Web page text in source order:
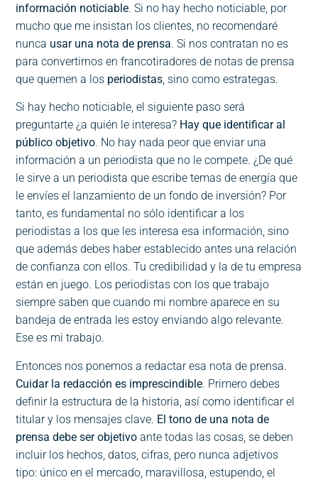
información noticiable. Si no hay hecho noticiable, por
mucho que me insistan los clientes, no recomendaré
nunca usar una nota de prensa. Si nos contratan no es
para convertirnos en francotiradores de notas de prensa
que quemen a los periodistas , sino como estrategas.
Si hay hecho noticiable, el siguiente paso será
preguntarte ¿a quién le interesa? Hay que identificar al
público objetivo. No hay nada peor que enviar una
información a un periodista que no le compete. ¿De qué
le sirve a un periodista que escribe temas de energía que
le envíes el lanzamiento de un fondo de inversión? Por
tanto, es fundamental no sólo identificar a los
periodistas a los que les interesa esa información, sino
que además debes haber establecido antes una relación
de confianza con ellos. Tu credibilidad y la de tu empresa
están en juego. Los periodistas con los que trabajo
siempre saben que cuando mi nombre aparece en su
bandeja de entrada les estoy enviando algo relevante.
Ese es mi trabajo.
Entonces nos ponemos a redactar esa nota de prensa.
Cuidar la redacción es imprescindible. Primero debes
definir la estructura de la historia, así como identificar el
titular y los mensajes clave. El tono de una nota de
prensa debe ser objetivoante todas las cosas, se deben
incluir los hechos, datos, cifras, pero nunca adjetivos
tipo: único en el mercado, maravillosa, estupendo, el